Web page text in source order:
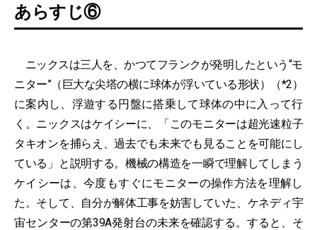
あらすじ⑥
ニックスは三人を、かつてフランクが発明したという“モ
ニター”（巨大な尖塔の横に球体が浮いている形状）（*2）
に案内し、浮遊する円盤に搭乗して球体の中に入って行
く。ニックスはケイシーに、「このモニターは超光速粒子
タキオンを捕らえ、過去でも未来でも見ることを可能にし
ている」と説明する。機械の構造を一瞬で理解してしまう
ケイシーは、今度もすぐにモニターの操作方法を理解し
た。そして、自分が解体工事を妨害していた、ケネディ宇
宙センターの第39A発射台の未来を確認する。すると、そ